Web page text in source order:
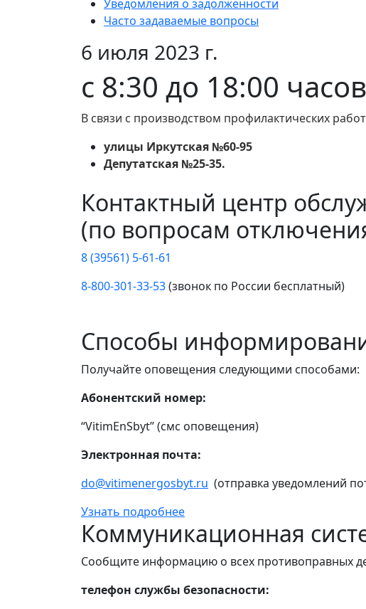
Уведомления о задолженности
Часто задаваемые вопросы
6 июля 2023 г.
с 8:30 до 18:00
В связи с производством профилактических
улицы Иркутская №60-95
Депутатская №25-35.
Контактный центр
(по вопросам
8 (39561) 5-61-61
8-800-301-33-53(звонок по России бесплатный)
Способы
Получайте оповещения следующими способами:
Абонентский номер:
“VitimEnSbyt” (смс оповещения)
Электронная почта:
do@vitimenergosbyt.ru (отправка уведомлений
Узнать подробнее
Коммуникационная
Сообщите информацию о всех противоправных
телефон службы безопасности: